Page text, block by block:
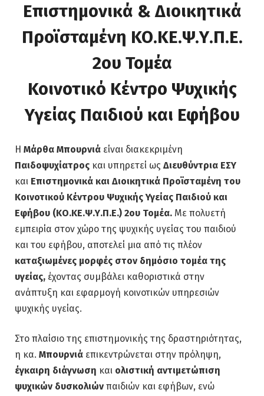
Επιστημονικά & Διοικητικά
Προϊσταμένη ΚΟ.ΚΕ.Ψ.Υ.Π.Ε.
2ου Τομέα
Κοινοτικό Κέντρο Ψυχικής
Υγείας Παιδιού και Εφήβου
Η Μάρθα Μπουρνιά είναι διακεκριμένη
Παιδοψυχίατρος και υπηρετεί ως Διευθύντρια ΕΣΥ
και Επιστημονικά και Διοικητικά Προϊσταμένη του
Κοινοτικού Κέντρου Ψυχικής Υγείας Παιδιού και
Εφήβου (ΚΟ.ΚΕ.Ψ.Υ.Π.Ε.) 2ου Τομέα. Με πολυετή
εμπειρία στον χώρο της ψυχικής υγείας του παιδιού
και του εφήβου, αποτελεί μια από τις πλέον
καταξιωμένες μορφές στον δημόσιο τομέα της
υγείας, έχοντας συμβάλει καθοριστικά στην
ανάπτυξη και εφαρμογή κοινοτικών υπηρεσιών
ψυχικής υγείας.
Στο πλαίσιο της επιστημονικής της δραστηριότητας,
η κα. Μπουρνιά επικεντρώνεται στην πρόληψη,
έγκαιρη διάγνωση και ολιστική αντιμετώπιση
ψυχικών δυσκολιών παιδιών και εφήβων, ενώ